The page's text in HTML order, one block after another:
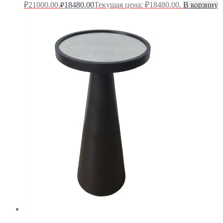
₽21000.00.₽18480.00Текущая цена: ₽18480.00. В корзину